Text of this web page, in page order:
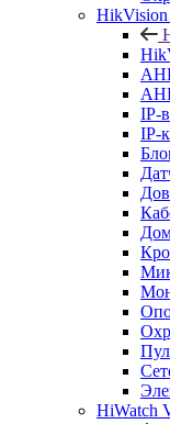
HikVision
IP-
IP-
HiWatch